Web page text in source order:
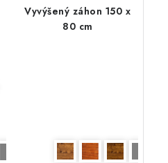
Vyvýšený záhon 150 x
80 cm